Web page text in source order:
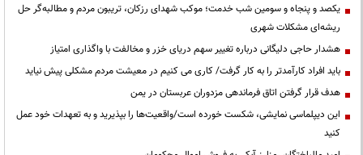
یکصد و پنجاه و سومین شب خدمت؛ موکب شهدای رزکان، تریبون مردم و مطالبه‌گر حل
ریشه‌ای مشکلات شهری
هشدار حاجی دلیگانی درباره تغییر سهم دریای خزر و مخالفت با واگذاری امتیاز
باید افراد کارآمدتر را به کار گرفت/ کاری می کنیم در معیشت مردم مشکلی پیش نیاید
هدف قرار گرفتن اتاق‌ فرماندهی مزدوران عربستان در یمن
این دیپلماسی نمایشی، شکست خورده است/واقعیت‌ها را بپذیرید و به تعهدات خود عمل
کنید